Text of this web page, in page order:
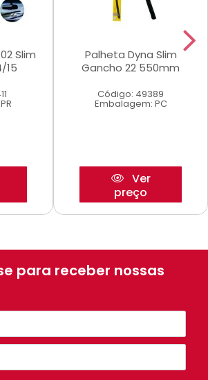
Slim
15
Palheta Dyna Slim
Gancho 22 550mm
Código: 49389
Embalagem: PC
Ver
preço
para receber nossas